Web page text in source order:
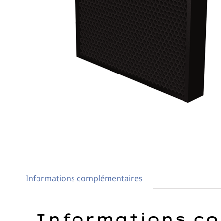
Informations complémentaires